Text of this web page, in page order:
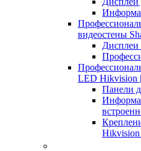
видеостены
Дисплеи
LED Hikvision
Панели
Hikvision